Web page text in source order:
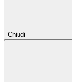
Chiudi